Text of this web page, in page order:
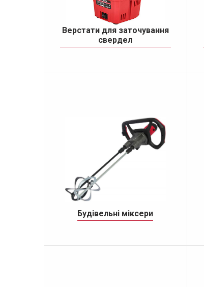
Верстати для заточування
свердел
Будівельні міксери